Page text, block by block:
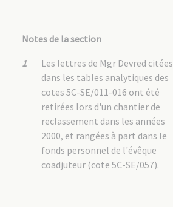
Notes de la section
1
Les lettres de Mgr Devred citées
dans les tables analytiques des
cotes 5C-SE/011-016 ont été
retirées lors d'un chantier de
reclassement dans les années
2000, et rangées à part dans le
fonds personnel de l'évêque
coadjuteur (cote 5C-SE/057).